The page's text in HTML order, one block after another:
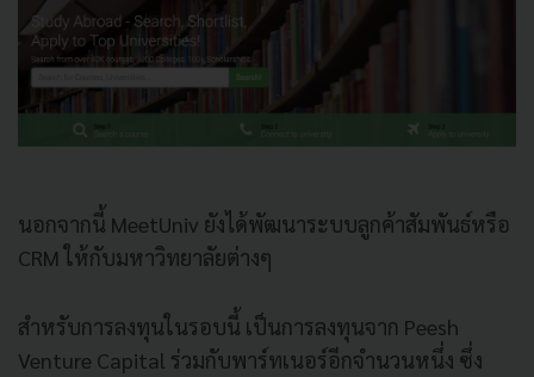
นอกจากนี้ MeetUniv ยังได้พัฒนาระบบลูกค้าสัมพันธ์หรือ
CRM ให้กับมหาวิทยาลัยต่างๆ
สำหรับการลงทุนในรอบนี้ เป็นการลงทุนจาก Peesh
Venture Capital ร่วมกับพาร์ทเนอร์อีกจำนวนหนึ่ง ซึ่ง